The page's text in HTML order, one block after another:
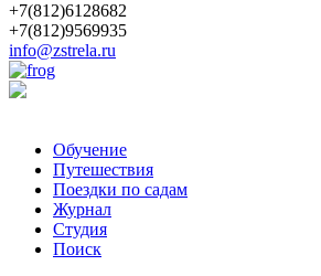
+7(812)6128682
+7(812)9569935
info@zstrela.ru
Обучение
Путешествия
Поездки по садам
Журнал
Студия
Поиск